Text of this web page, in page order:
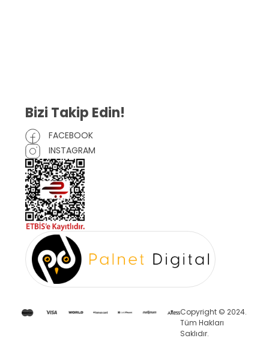
Bizi Takip Edin!
FACEBOOK
INSTAGRAM
Copyright © 2024.
Tüm Hakları
Saklıdır.